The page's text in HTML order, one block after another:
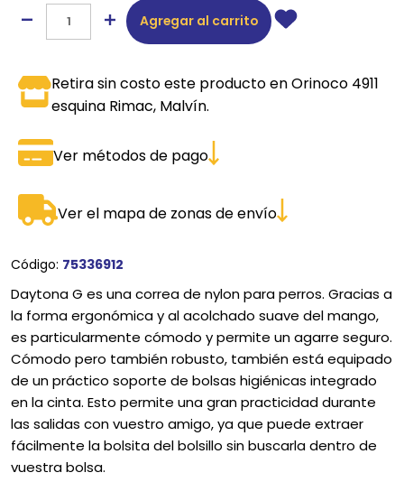
Agregar al carrito
Retira sin costo este producto en Orinoco 4911
esquina Rimac, Malvín.
Ver métodos de pago
Ver el mapa de zonas de envío
Código: 75336912
Daytona G es una correa de nylon para perros. Gracias a
la forma ergonómica y al acolchado suave del mango,
es particularmente cómodo y permite un agarre seguro.
Cómodo pero también robusto, también está equipado
de un práctico soporte de bolsas higiénicas integrado
en la cinta. Esto permite una gran practicidad durante
las salidas con vuestro amigo, ya que puede extraer
fácilmente la bolsita del bolsillo sin buscarla dentro de
vuestra bolsa.